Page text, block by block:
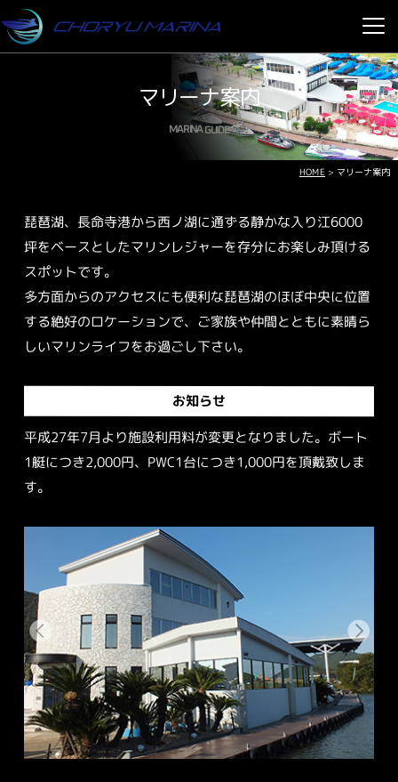
マリーナ案内
MARINA GUIDE
HOME > マリーナ案内
琵琶湖、長命寺港から西ノ湖に通ずる静かな入り江6000
坪をベースとしたマリンレジャーを存分にお楽しみ頂ける
スポットです。
多方面からのアクセスにも便利な琵琶湖のほぼ中央に位置
する絶好のロケーションで、ご家族や仲間とともに素晴ら
しいマリンライフをお過ごし下さい。
お知らせ
平成27年7月より施設利用料が変更となりました。ボート
1艇につき2,000円、PWC1台につき1,000円を頂戴致しま
す。